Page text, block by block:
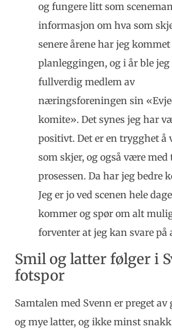
og fungere litt som
informasjon om hva som
senere årene har jeg
planleggingen, og i år ble jeg
fullverdig medlem av
næringsforeningen sin
komite». Det synes jeg har
positivt. Det er en trygghet å
som skjer, og også være
prosessen. Da har jeg bedre
Jeg er jo ved scenen hele
kommer og spør om alt
forventer at jeg kan svare på
Smil og latter følger i
fotspor
Samtalen med Svenn er preget
og mye latter, og ikke minst